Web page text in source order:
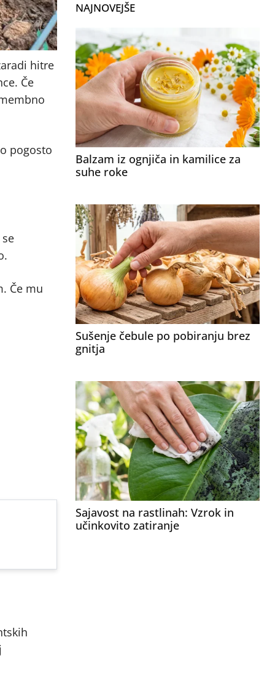
hitre
Če
pogosto
Če mu
NAJNOVEJŠE
Balzam iz ognjiča in kamilice za
suhe roke
Sušenje čebule po pobiranju brez
gnitja
Sajavost na rastlinah: Vzrok in
učinkovito zatiranje